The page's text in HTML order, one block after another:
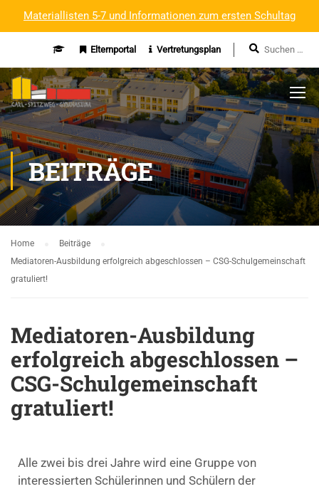
Materiallisten 5-7 und Informationen zum ersten Schultag
Elternportal Vertretungsplan
BEITRÄGE
Home
Beiträge
Mediatoren-Ausbildung erfolgreich abgeschlossen – CSG-Schulgemeinschaft
gratuliert!
Mediatoren-Ausbildung
erfolgreich abgeschlossen –
CSG-Schulgemeinschaft
gratuliert!
Alle zwei bis drei Jahre wird eine Gruppe von
interessierten Schülerinnen und Schülern der